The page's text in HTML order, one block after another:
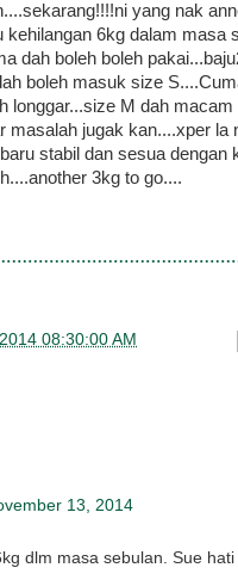
yang nak
6kg dalam masa
dah boleh boleh
boleh masuk size
longgar...size M dah
masalah jugak kan....xper
stabil dan sesua dengan
3kg to go....
08:30:00 AM
13, 2014
dlm masa sebulan. Sue